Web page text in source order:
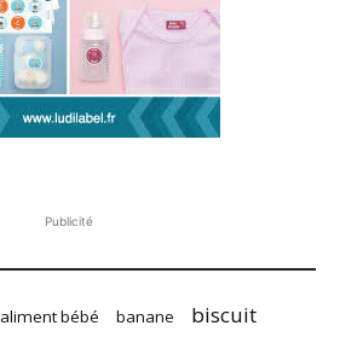
Publicité
aliment bébé banane biscuit